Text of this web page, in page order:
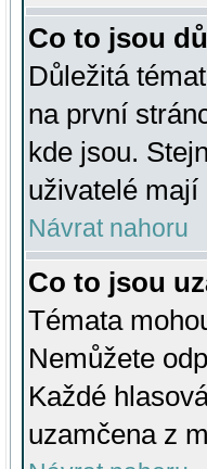
Co to jsou
Důležitá
na první
kde jsou.
uživatelé mají
Návrat nahoru
Co to jsou
Témata
Nemůžete
Každé
uzamčena z